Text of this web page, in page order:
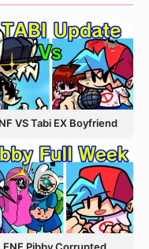
VS Tabi EX Boyfriend